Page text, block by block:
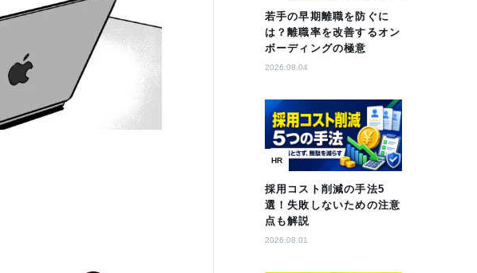
若手の早期離職を防ぐに
は？離職率を改善するオン
ボーディングの極意
2026.08.04
HR
採用コスト削減の手法5
選！失敗しないための注意
点も解説
2026.08.01